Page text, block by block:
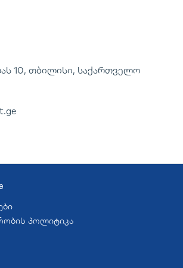
10, თბილისი, საქართველო
პოლიტიკა